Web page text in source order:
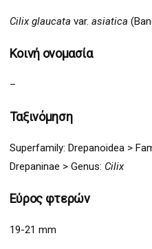
Cilix glaucata var. asiatica
Κοινή ονομασία
–
Ταξινόμηση
Superfamily: Drepanoidea >
Drepaninae > Genus: Cilix
Εύρος φτερών
19-21 mm